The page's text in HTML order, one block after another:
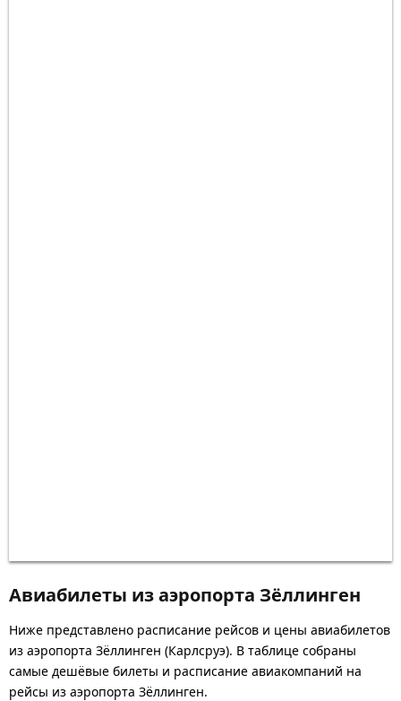
Авиабилеты из аэропорта Зёллинген
Ниже представлено расписание рейсов и цены авиабилетов
из аэропорта Зёллинген (Карлсруэ). В таблице собраны
самые дешёвые билеты и расписание авиакомпаний на
рейсы из аэропорта Зёллинген.